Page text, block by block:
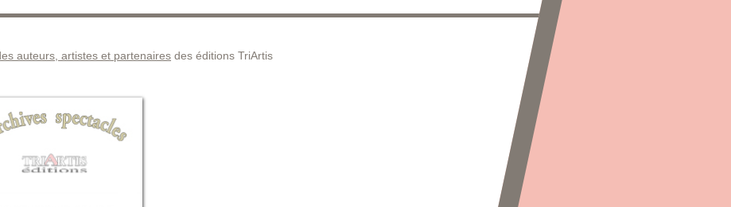
auteurs, artistes et partenaires des éditions TriArtis